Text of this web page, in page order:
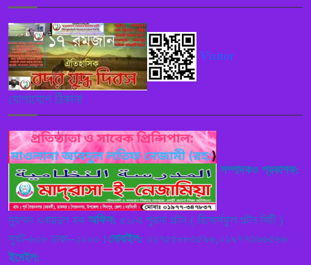
পুলিশ কোনো বিশেষ দলের বা গোষ্ঠীর
লাঠিয়াল বাহিনী হিসেবে কাজ করবে নাঃ
স্বরাষ্ট্রমন্ত্রী
৬
নরসিংদী শিবপুরে ইসলামী ব্যাংকের নতুন
এজেন্ট শাখা নিয়ে বিতর্ক, নিয়ম লঙ্ঘনের
অভিযোগ
৭
বাংলাদেশের সরকার বা এদেশ পরিচালনা
রাজতন্ত্র না গণতান্ত্রিক পদ্ধতিতে বিগত
দিনে হয়েছে ,বতমানে কি পদ্ধতিতে হচ্ছে,
ভবিষ্যতে রাজতন্ত্র না গণতান্ত্রিক হবে তা নিধারণ করে বাংলাদেশের উন্নয়ন
৮
Visitor
যোগাযোগ ঠিকানা
সম্পাদকও প্রকাশক:
মুহম্মদ ওবায়দুল হক অফিস: ৫১/এ পুরানা পল্টন ( রিসোর্সফুল পল্টন সিটি )
স্যুট-৬০৮ ঢাকা--১০০০। মোবাইল: ০১৭৫৫৮৮৩৫৯৬,০১৯৭৭৩৬৬৫৬৬
ইমেইল: